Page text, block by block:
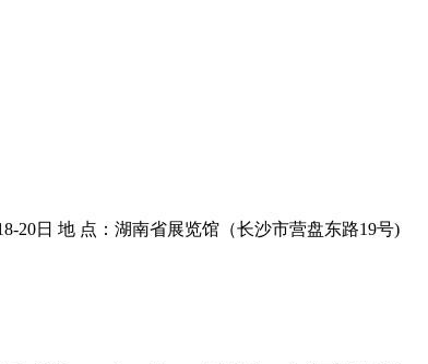
20日 地 点：湖南省展览馆（长沙市营盘东路19号)